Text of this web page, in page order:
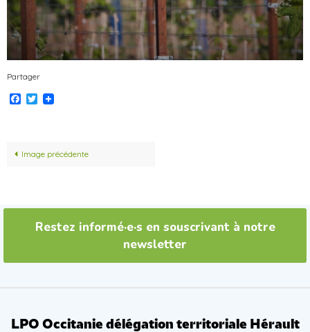
Partager
Facebook
Twitter
Image précédente
Restez informé·e·s en souscrivant à notre
newsletter
LPO Occitanie délégation territoriale Hérault